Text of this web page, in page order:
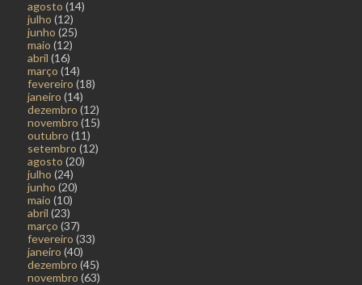
agosto (14)
julho (12)
junho (25)
maio (12)
abril (16)
março (14)
fevereiro (18)
janeiro (14)
dezembro (12)
novembro (15)
outubro (11)
setembro (12)
agosto (20)
julho (24)
junho (20)
maio (10)
abril (23)
março (37)
fevereiro (33)
janeiro (40)
dezembro (45)
novembro (63)